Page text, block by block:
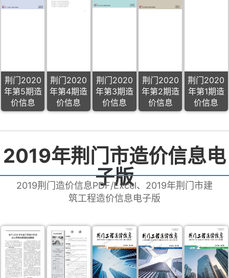
荆门2020
年第5期造
价信息
荆门2020
年第4期造
价信息
荆门2020
年第3期造
价信息
荆门2020
年第2期造
价信息
荆门2020
年第1期造
价信息
2019年荆门市造价信息电
子版
2019荆门造价信息PDF/Excel、2019年荆门市建
筑工程造价信息电子版